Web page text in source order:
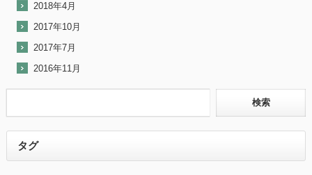
2018年4月
2017年10月
2017年7月
2016年11月
タグ